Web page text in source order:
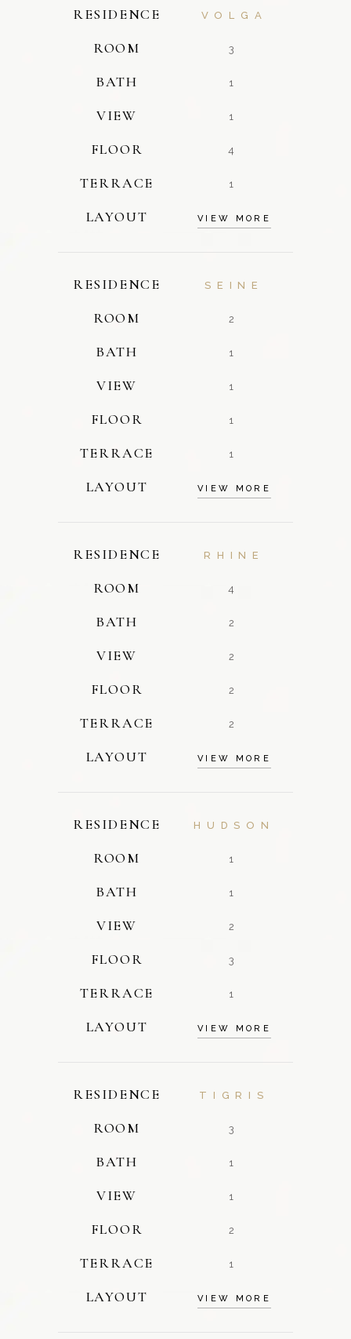
RESIDENCE VOLGA
ROOM 3
BATH 1
VIEW 1
FLOOR 4
TERRACE 1
LAYOUT VIEW MORE
RESIDENCE SEINE
ROOM 2
BATH 1
VIEW 1
FLOOR 1
TERRACE 1
LAYOUT VIEW MORE
RESIDENCE RHINE
ROOM 4
BATH 2
VIEW 2
FLOOR 2
TERRACE 2
LAYOUT VIEW MORE
RESIDENCE HUDSON
ROOM 1
BATH 1
VIEW 2
FLOOR 3
TERRACE 1
LAYOUT VIEW MORE
RESIDENCE TIGRIS
ROOM 3
BATH 1
VIEW 1
FLOOR 2
TERRACE 1
LAYOUT VIEW MORE